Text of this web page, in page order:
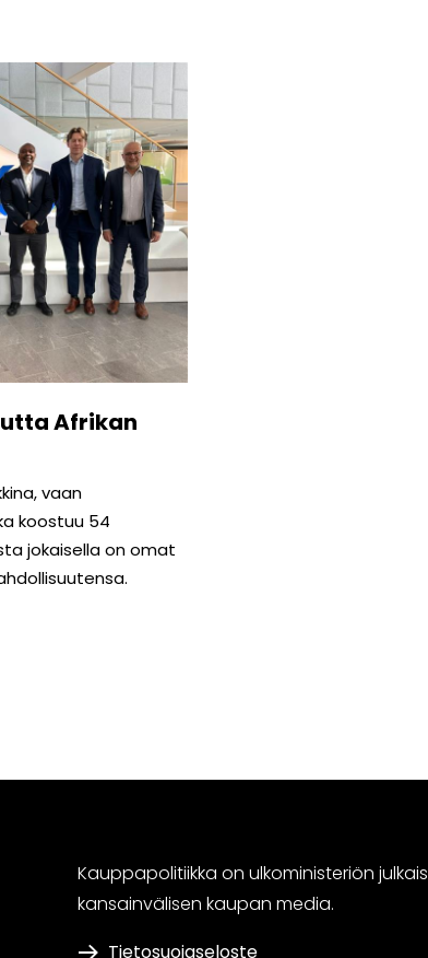
Afrikan
vaan
koostuu 54
jokaisella on omat
Kauppapolitiikka on ulkoministeriön
kansainvälisen kaupan media.
Tietosuojaseloste